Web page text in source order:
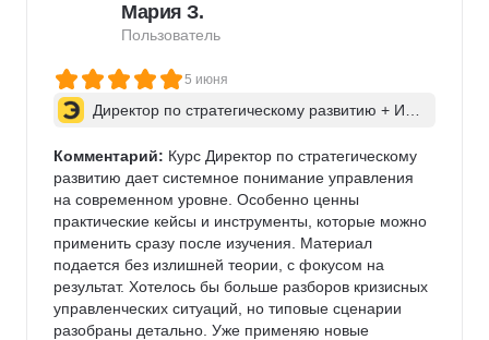
Мария З.
Пользователь
5 июня
Директор по стратегическому развитию + ИИ
Комментарий: Курс Директор по стратегическому
развитию дает системное понимание управления
на современном уровне. Особенно ценны
практические кейсы и инструменты, которые можно
применить сразу после изучения. Материал
подается без излишней теории, с фокусом на
результат. Хотелось бы больше разборов кризисных
управленческих ситуаций, но типовые сценарии
разобраны детально. Уже применяю новые